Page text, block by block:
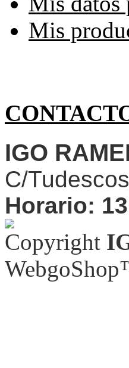
Mis
IGO
C/
Horario:
Copyright